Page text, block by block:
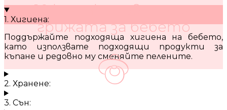
10 кратки съвета за
грижата за бебето
1. Хигиена:
Поддържайте подходяща хигиена на бебето,
като използвате подходящи продукти за
къпане и редовно му сменяйте пелените.
2. Хранене:
3. Сън: